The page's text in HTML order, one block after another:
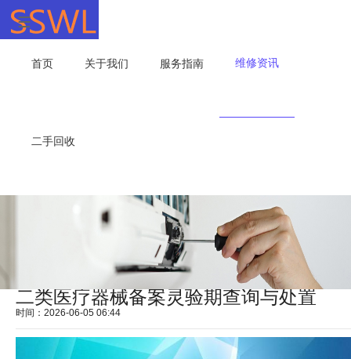
首页 关于我们 服务指南 维修资讯
二手回收
二类医疗器械备案灵验期查询与处置
时间：2026-06-05 06:44